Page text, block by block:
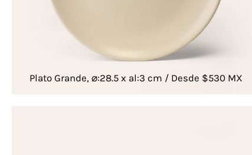
Plato Grande, ⌀:28.5 x al:3 cm / Desde $530 MX